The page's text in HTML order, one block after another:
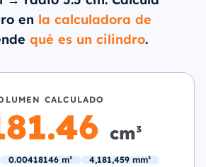
en la calculadora de
qué es un cilindro.
CALCULADO
cm³
0.00418146 m³ 4,181,459 mm³